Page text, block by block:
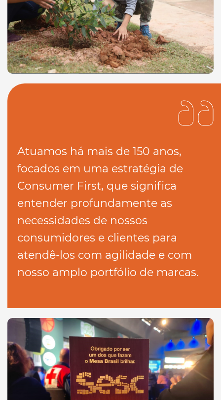
Atuamos há mais de 150 anos,
focados em uma estratégia de
Consumer First, que significa
entender profundamente as
necessidades de nossos
consumidores e clientes para
atendê-los com agilidade e com
nosso amplo portfólio de marcas.